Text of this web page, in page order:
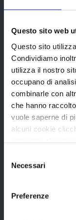
Questo sito web
Questo sito
Condividiamo
utilizza il nostro
occupano di
combinarle con
che hanno
vuole saperne di
alcuni cookie
espresso
tasto "Rifiuta".
delNecessari
Preferenze
La Provincia
Organi di governo
Statuto e Regolamenti
Storia della Provincia